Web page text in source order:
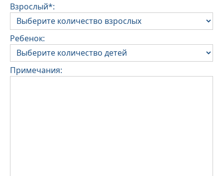
Взрослый*:
Ребенок:
Примечания: